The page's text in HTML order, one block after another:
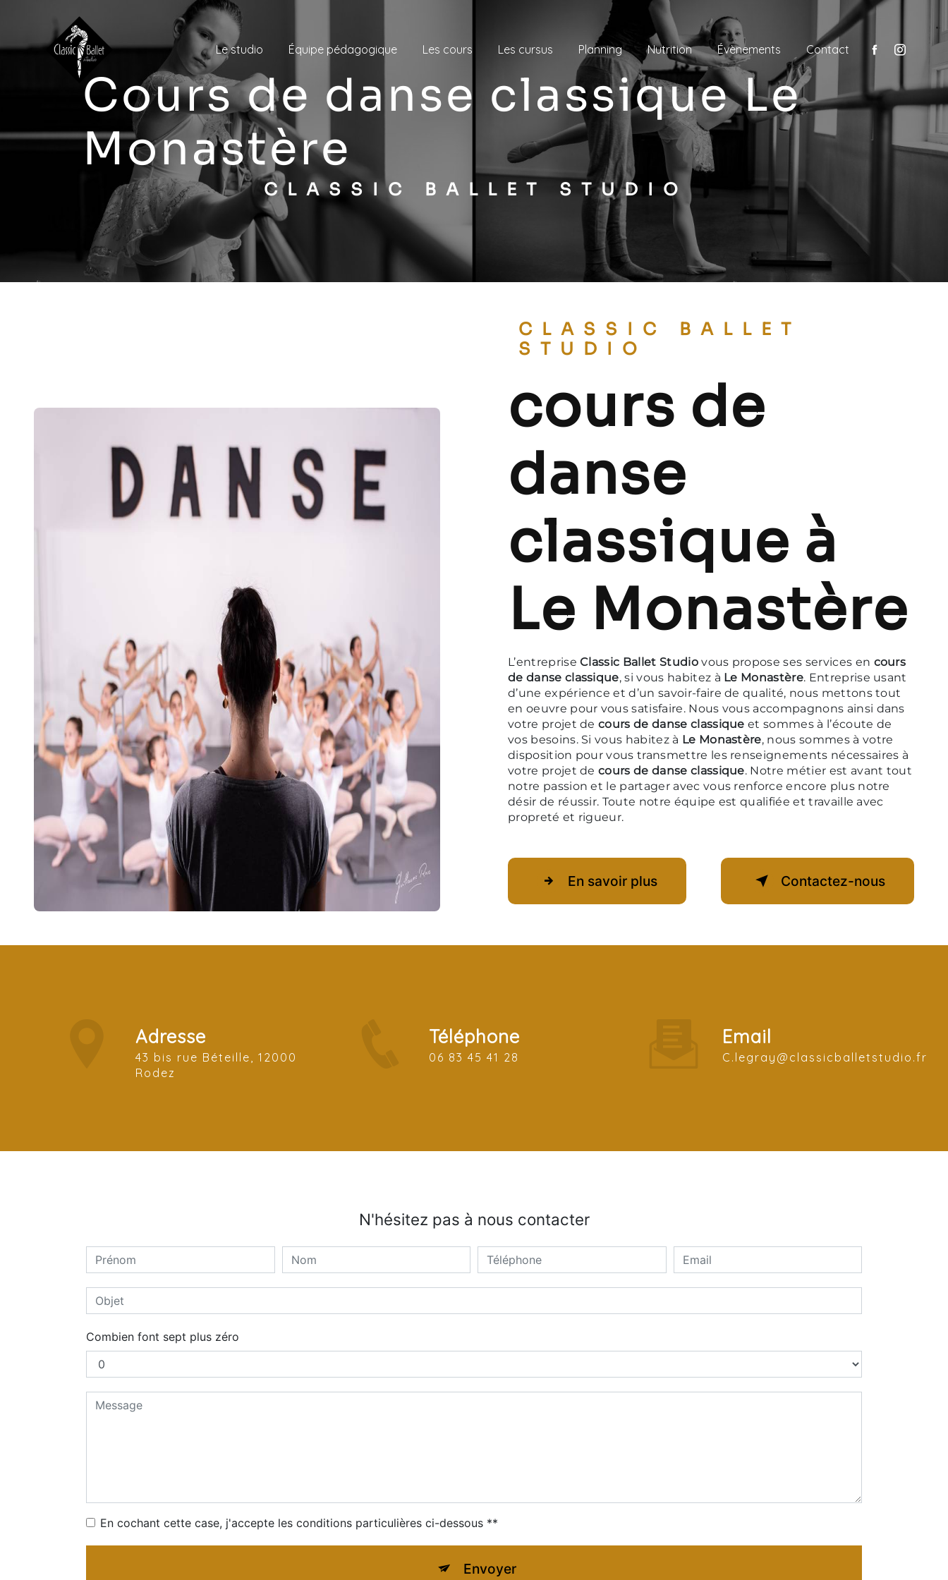
Le studio Équipe pédagogique Les cours Les cursus Planning Nutrition Évènements Contact
cours de danse classique Le
Monastère
CLASSIC BALLET STUDIO
CLASSIC BALLET
STUDIO
cours de
danse
classique à
Le Monastère
L’entrepriseClassic Ballet Studiovous propose ses services en cours
de danse classique, si vous habitez à Le Monastère. Entreprise usant
d’une expérience et d’un savoir-faire de qualité, nous mettons tout
en oeuvre pour vous satisfaire. Nous vous accompagnons ainsi dans
votre projet decours de danse classique et sommes à l’écoute de
vos besoins. Si vous habitez à Le Monastère, nous sommes à votre
disposition pour vous transmettre les renseignements nécessaires à
votre projet decours de danse classique. Notre métier est avant tout
notre passion et le partager avec vous renforce encore plus notre
désir de réussir. Toute notre équipe est qualifiée et travaille avec
propreté et rigueur.
En savoir plus Contactez-nous
Adresse
43 bis rue Béteille, 12000
Rodez
Téléphone
06 83 45 41 28
Email
c.legray@classicballetstudio.fr
N'hésitez pas à nous contacter
Combien font sept plus zéro
En cochant cette case, j'accepte les conditions particulières ci-dessous **
Envoyer